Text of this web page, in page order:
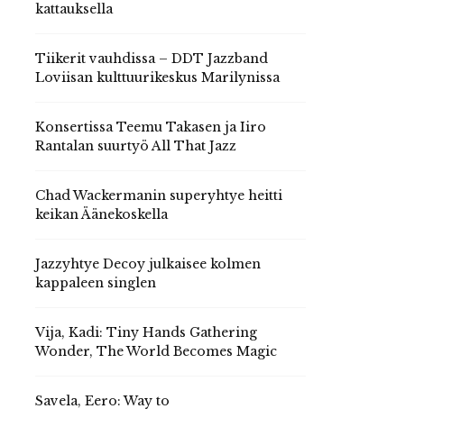
kattauksella
Tiikerit vauhdissa – DDT Jazzband
Loviisan kulttuurikeskus Marilynissa
Konsertissa Teemu Takasen ja Iiro
Rantalan suurtyö All That Jazz
Chad Wackermanin superyhtye heitti
keikan Äänekoskella
Jazzyhtye Decoy julkaisee kolmen
kappaleen singlen
Vija, Kadi: Tiny Hands Gathering
Wonder, The World Becomes Magic
Savela, Eero: Way to